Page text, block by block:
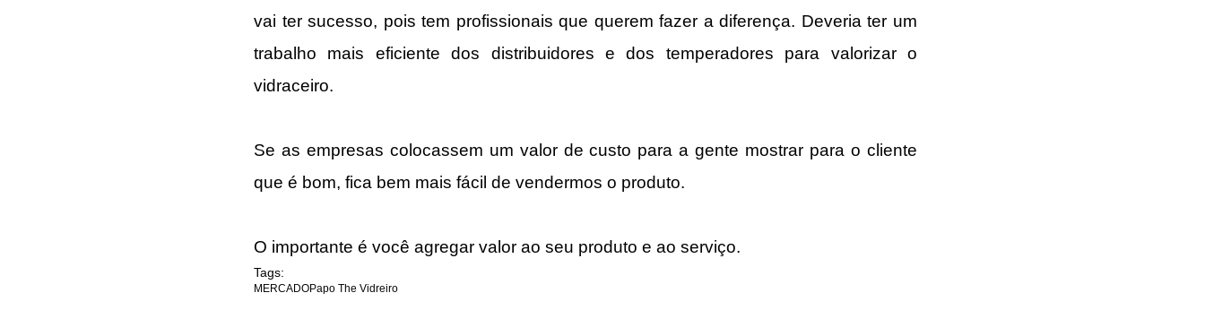
vai ter sucesso, pois tem profissionais que querem fazer a diferença. Deveria ter um
trabalho mais eficiente dos distribuidores e dos temperadores para valorizar o
vidraceiro.
Se as empresas colocassem um valor de custo para a gente mostrar para o cliente
que é bom, fica bem mais fácil de vendermos o produto.
O importante é você agregar valor ao seu produto e ao serviço.
Tags:
MERCADOPapo The Vidreiro